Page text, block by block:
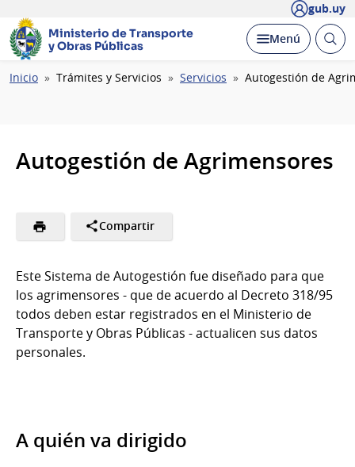
gub.uy
Ministerio de Transporte
y Obras Públicas
Desplegar
Menú Abrir
Ruta
Inicio Trámites y Servicios Servicios Autogestión de
Autogestión de Agrimensores
Compartir
Este Sistema de Autogestión fue diseñado para que
los agrimensores - que de acuerdo al Decreto 318/95
todos deben estar registrados en el Ministerio de
Transporte y Obras Públicas - actualicen sus datos
personales.
A quién va dirigido